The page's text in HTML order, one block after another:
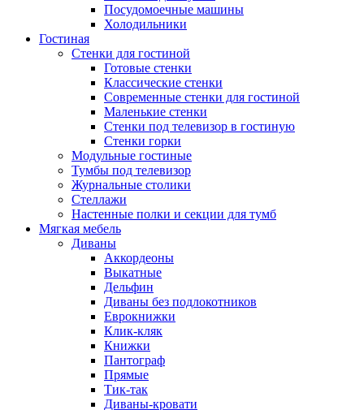
Посудомоечные машины
Холодильники
Гостиная
Стенки для гостиной
Готовые стенки
Классические стенки
Современные стенки для гостиной
Маленькие стенки
Стенки под телевизор в гостиную
Стенки горки
Модульные гостиные
Тумбы под телевизор
Журнальные столики
Стеллажи
Настенные полки и секции для тумб
Мягкая мебель
Диваны
Аккордеоны
Выкатные
Дельфин
Диваны без подлокотников
Еврокнижки
Клик-кляк
Книжки
Пантограф
Прямые
Тик-так
Диваны-кровати